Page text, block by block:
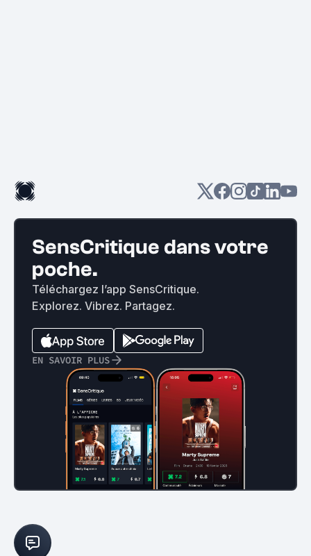
SensCritique dans votre
poche.
Téléchargez l’app SensCritique.
Explorez. Vibrez. Partagez.
EN SAVOIR PLUS